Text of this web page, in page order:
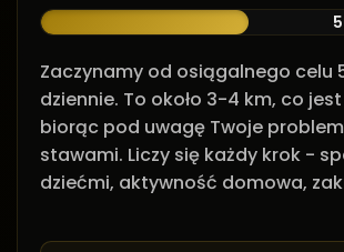
Zaczynamy od osiągalnego celu
dziennie. To około 3-4 km, co
biorąc pod uwagę Twoje
stawami. Liczy się każdy krok -
dziećmi, aktywność domowa,